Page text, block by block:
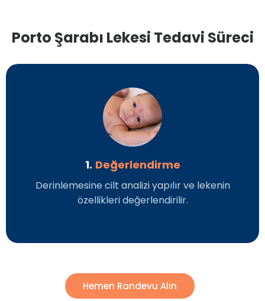
Porto Şarabı Lekesi Tedavi Süreci
1. Değerlendirme
Derinlemesine cilt analizi yapılır ve lekenin
özellikleri değerlendirilir.
Hemen Randevu Alın